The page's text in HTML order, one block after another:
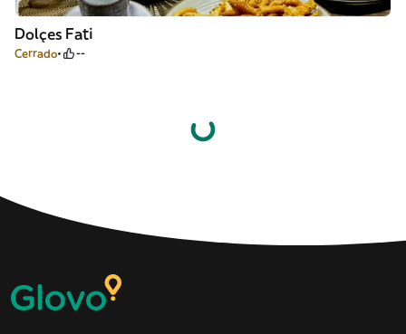
Dolçes Fati
Cerrado --